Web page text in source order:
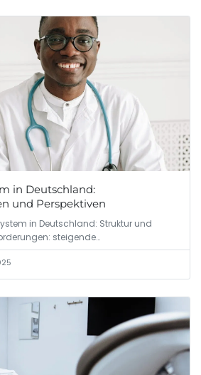
in Deutschland:
und Perspektiven
in Deutschland: Struktur und
steigende…